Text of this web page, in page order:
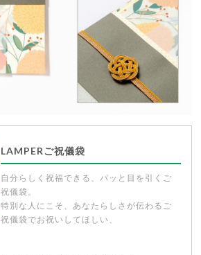
LAMPERご祝儀袋
自分らしく祝福できる、パッと目を引くご
祝儀袋。
特別な人にこそ、あなたらしさが伝わるご
祝儀袋でお祝いしてほしい、